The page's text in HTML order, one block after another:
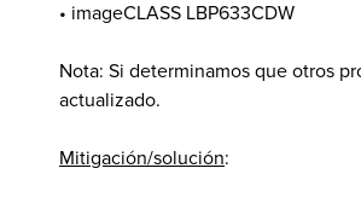
• imageCLASS LBP633CDW
Nota: Si determinamos que otros
actualizado.
Mitigación/solución: